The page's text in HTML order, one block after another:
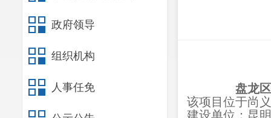
政府领导
组织机构
人事任免
盘龙
该项目位于尚
建设单位：昆明